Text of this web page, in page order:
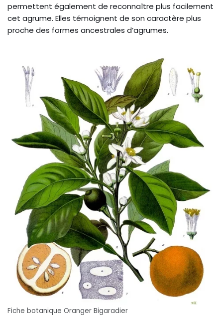
permettent également de reconnaître plus facilement
cet agrume. Elles témoignent de son caractère plus
proche des formes ancestrales d’agrumes.
Fiche botanique Oranger Bigaradier